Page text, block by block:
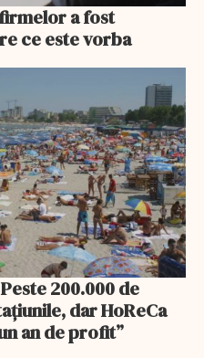
a fost
ce este vorba
200.000 de
dar HoReCa
an de profit”